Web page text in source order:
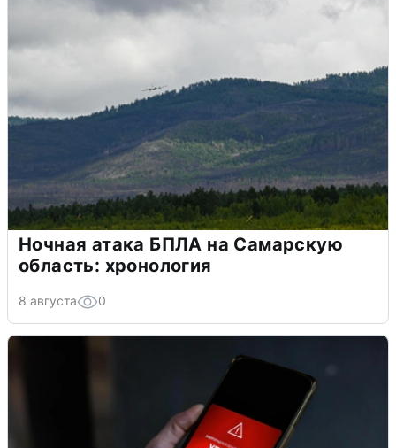
Ночная атака БПЛА на Самарскую
область: хронология
8 августа 0